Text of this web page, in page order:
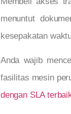
menuntut
kesepakatan
Anda wajib
fasilitas mesin
dengan SLA